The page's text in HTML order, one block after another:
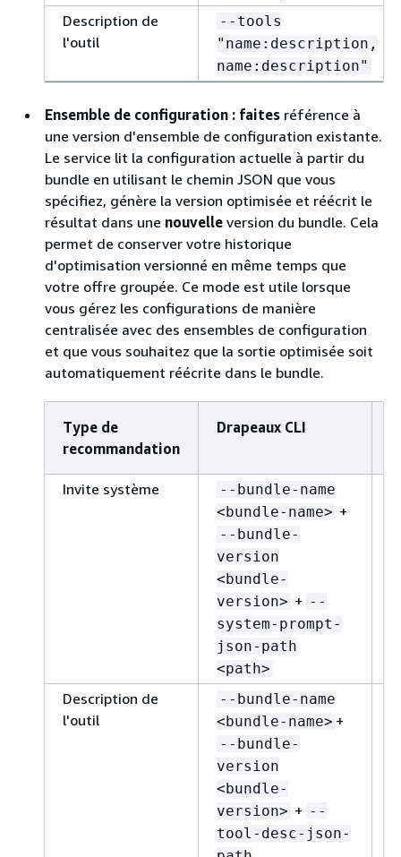
Description de
l'outil
--tools
"name:description,
name:description"
Ensemble de configuration : faites référence à
une version d'ensemble de configuration existante.
Le service lit la configuration actuelle à partir du
bundle en utilisant le chemin JSON que vous
spécifiez, génère la version optimisée et réécrit le
résultat dans une nouvelle version du bundle. Cela
permet de conserver votre historique
d'optimisation versionné en même temps que
votre offre groupée. Ce mode est utile lorsque
vous gérez les configurations de manière
centralisée avec des ensembles de configuration
et que vous souhaitez que la sortie optimisée soit
automatiquement réécrite dans le bundle.
Type de
recommandation
Drapeaux CLI
Invite système
--bundle-name
<bundle-name> +
--bundle-
version
<bundle-
version> + --
system-prompt-
json-path
<path>
Description de
l'outil
--bundle-name
<bundle-name> +
--bundle-
version
<bundle-
version> + --
tool-desc-json-